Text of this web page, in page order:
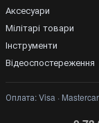
Аксесуари
Мілітарі товари
Інструменти
Відеоспостереження
Оплата: Visa ·